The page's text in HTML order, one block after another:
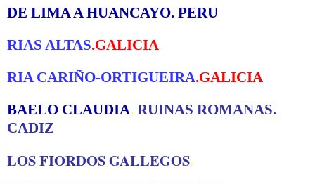
DE LIMA A HUANCAYO. PERU
RIAS ALTAS.GALICIA
RIA CARIÑO-ORTIGUEIRA.GALICIA
BAELO CLAUDIA. RUINAS ROMANAS.
CADIZ
LOS FIORDOS GALLEGOS.